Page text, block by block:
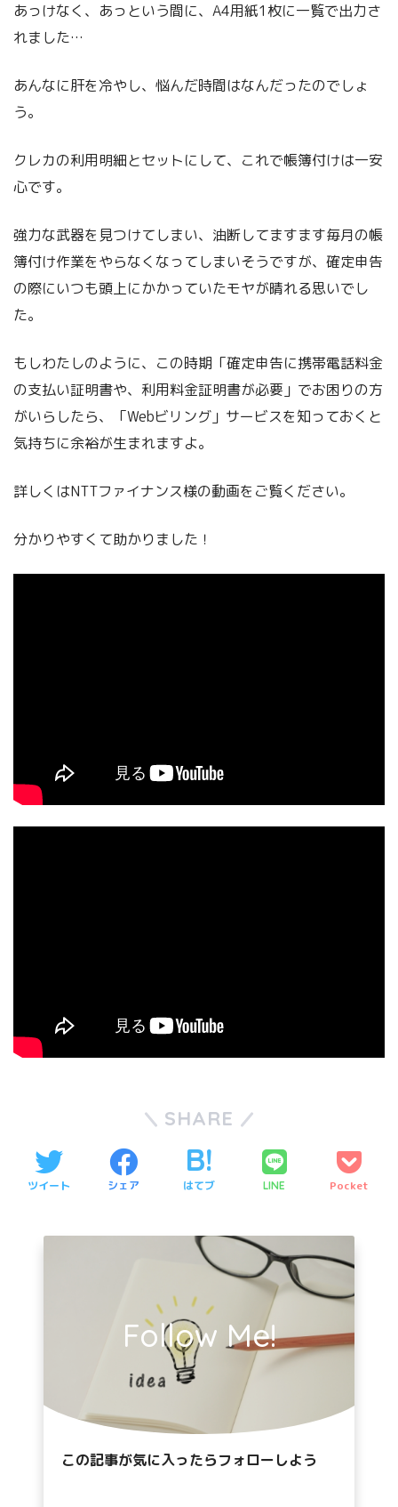
あっけなく、あっという間に、A4用紙1枚に一覧で出力さ
れました…
あんなに肝を冷やし、悩んだ時間はなんだったのでしょ
う。
クレカの利用明細とセットにして、これで帳簿付けは一安
心です。
強力な武器を見つけてしまい、油断してますます毎月の帳
簿付け作業をやらなくなってしまいそうですが、確定申告
の際にいつも頭上にかかっていたモヤが晴れる思いでし
た。
もしわたしのように、この時期「確定申告に携帯電話料金
の支払い証明書や、利用料金証明書が必要」でお困りの方
がいらしたら、「Webビリング」サービスを知っておくと
気持ちに余裕が生まれますよ。
詳しくはNTTファイナンス様の動画をご覧ください。
分かりやすくて助かりました！
SHARE
ツイート シェア はてブ LINE Pocket
Follow Me!
この記事が気に入ったらフォローしよう